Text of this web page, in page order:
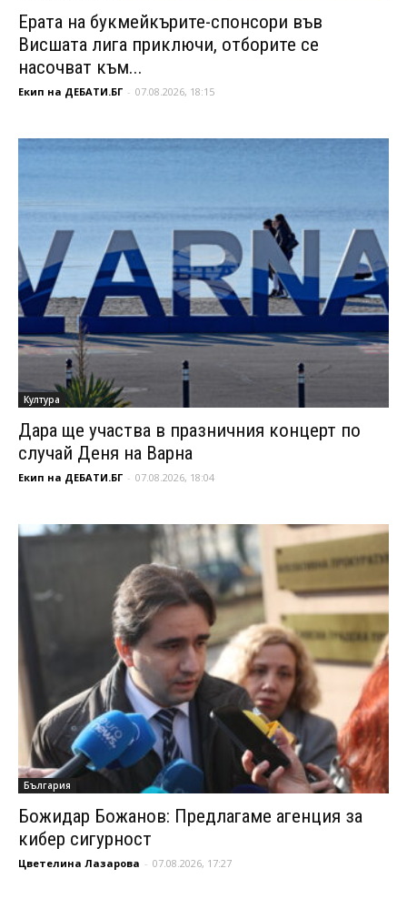
Ерата на букмейкърите-спонсори във
Висшата лига приключи, отборите се
насочват към...
Екип на ДЕБАТИ.БГ - 07.08.2026, 18:15
Култура
Дара ще участва в празничния концерт по
случай Деня на Варна
Екип на ДЕБАТИ.БГ - 07.08.2026, 18:04
България
Божидар Божанов: Предлагаме агенция за
кибер сигурност
Цветелина Лазарова - 07.08.2026, 17:27